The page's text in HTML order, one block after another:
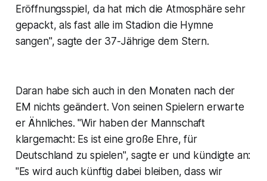
Eröffnungsspiel, da hat mich die Atmosphäre sehr
gepackt, als fast alle im Stadion die Hymne
sangen", sagte der 37-Jährige dem Stern.
Daran habe sich auch in den Monaten nach der
EM nichts geändert. Von seinen Spielern erwarte
er Ähnliches. "Wir haben der Mannschaft
klargemacht: Es ist eine große Ehre, für
Deutschland zu spielen", sagte er und kündigte an:
"Es wird auch künftig dabei bleiben, dass wir